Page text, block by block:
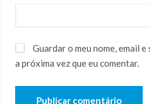
Guardar o meu nome, email
a próxima vez que eu comentar.